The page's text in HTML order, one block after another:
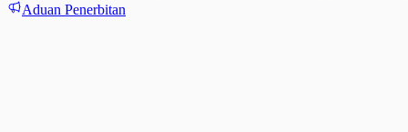
Aduan Penerbitan